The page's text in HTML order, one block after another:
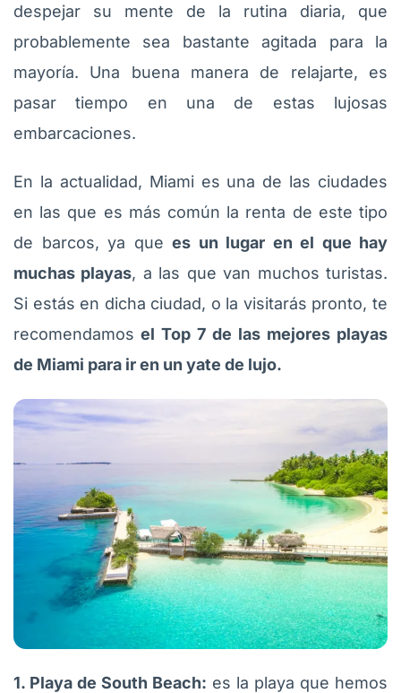
despejar su mente de la rutina diaria, que
probablemente sea bastante agitada para la
mayoría. Una buena manera de relajarte, es
pasar tiempo en una de estas lujosas
embarcaciones.
En la actualidad, Miami es una de las ciudades
en las que es más común la renta de este tipo
de barcos, ya que es un lugar en el que hay
muchas playas, a las que van muchos turistas.
Si estás en dicha ciudad, o la visitarás pronto, te
recomendamos el Top 7 de las mejores playas
de Miami para ir en un yate de lujo.
1. Playa de South Beach: es la playa que hemos